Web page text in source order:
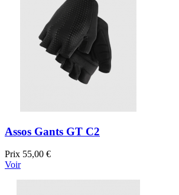
Assos Gants GT C2
Prix 55,00 €
Voir